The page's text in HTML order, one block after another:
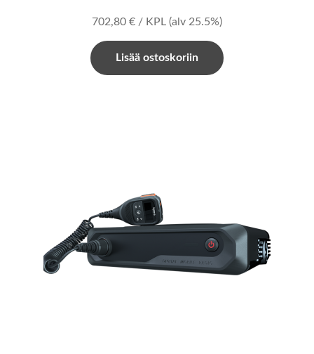
702,80 € / KPL (alv 25.5%)
Lisää ostoskoriin